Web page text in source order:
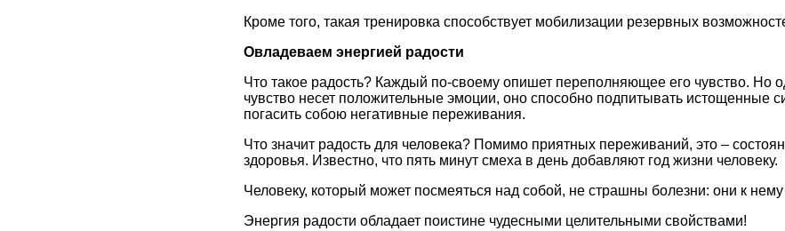
Кроме того, такая тренировка способствует мобилизации резервных
Овладеваем энергией радости
Что такое радость? Каждый по-своему опишет переполняющее его чувство. Но
чувство несет положительные эмоции, оно способно подпитывать истощенные
погасить собою негативные переживания.
Что значит радость для человека? Помимо приятных переживаний, это –
здоровья. Известно, что пять минут смеха в день добавляют год жизни человеку.
Человеку, который может посмеяться над собой, не страшны болезни: они к нему
Энергия радости обладает поистине чудесными целительными свойствами!